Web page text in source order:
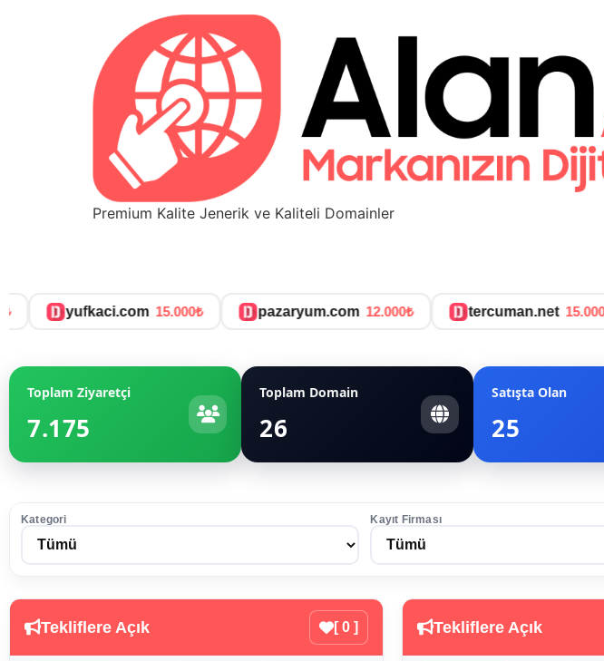
Premium Kalite Jenerik ve Kaliteli Domainler
yufkaci.com 15.000₺ pazaryum.com 12.000₺ tercuman.net 15.000₺
Toplam Ziyaretçi
7.175
Toplam Domain
26
Satışta Olan
25
Kategori Kayıt Firması
Tekliflere Açık [ 0 ] Tekliflere Açık